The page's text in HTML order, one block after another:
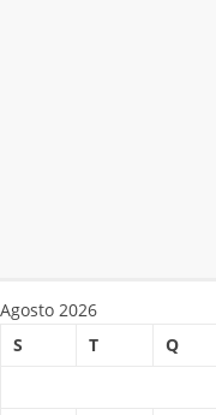
Agosto 2026
S
T Q